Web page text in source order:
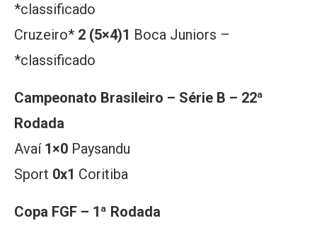
*classificado
Cruzeiro* 2 (5×4)1 Boca Juniors –
*classificado
Campeonato Brasileiro – Série B – 22ª
Rodada
Avaí 1×0 Paysandu
Sport 0x1 Coritiba
Copa FGF – 1ª Rodada